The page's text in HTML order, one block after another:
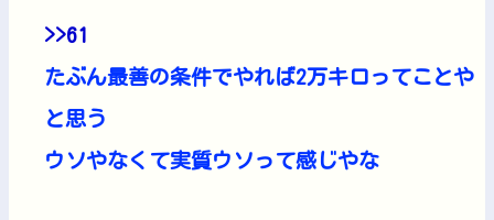
>>61
たぶん最善の条件でやれば2万キロってことや
と思う
ウソやなくて実質ウソって感じやな